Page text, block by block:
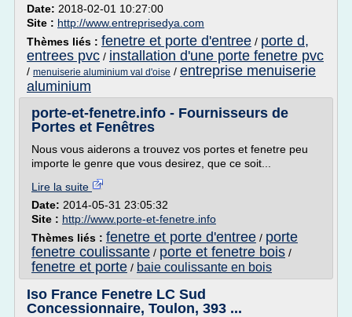
Date: 2018-02-01 10:27:00
Site : http://www.entreprisedya.com
Thèmes liés : fenetre et porte d'entree / porte d,
entrees pvc / installation d'une porte fenetre pvc
/ menuiserie aluminium val d'oise / entreprise menuiserie
aluminium
porte-et-fenetre.info - Fournisseurs de
Portes et Fenêtres
Nous vous aiderons a trouvez vos portes et fenetre peu
importe le genre que vous desirez, que ce soit...
Lire la suite
Date: 2014-05-31 23:05:32
Site : http://www.porte-et-fenetre.info
Thèmes liés : fenetre et porte d'entree / porte
fenetre coulissante / porte et fenetre bois /
fenetre et porte / baie coulissante en bois
Iso France Fenetre LC Sud
Concessionnaire, Toulon, 393 ...